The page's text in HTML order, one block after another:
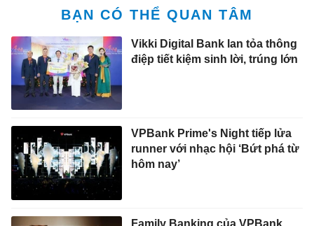
BẠN CÓ THỂ QUAN TÂM
Vikki Digital Bank lan tỏa thông
điệp tiết kiệm sinh lời, trúng lớn
VPBank Prime's Night tiếp lửa
runner với nhạc hội ‘Bứt phá từ
hôm nay’
Family Banking của VPBank